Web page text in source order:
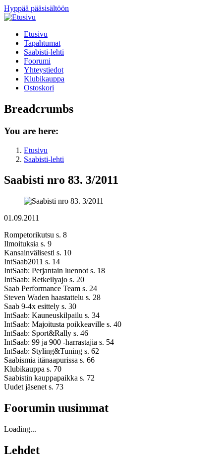
Hyppää pääsisältöön
Etusivu
Tapahtumat
Saabisti-lehti
Foorumi
Yhteystiedot
Klubikauppa
Ostoskori
Breadcrumbs
You are here:
Etusivu
Saabisti-lehti
Saabisti nro 83. 3/2011
01.09.2011
Rompetorikutsu s. 8
Ilmoituksia s. 9
Kansainvälisesti s. 10
IntSaab2011 s. 14
IntSaab: Perjantain luennot s. 18
IntSaab: Retkeilyajo s. 20
Saab Performance Team s. 24
Steven Waden haastattelu s. 28
Saab 9-4x esittely s. 30
IntSaab: Kauneuskilpailu s. 34
IntSaab: Majoitusta poikkeaville s. 40
IntSaab: Sport&Rally s. 46
IntSaab: 99 ja 900 -harrastajia s. 54
IntSaab: Styling&Tuning s. 62
Saabismia itänaapurissa s. 66
Klubikauppa s. 70
Saabistin kauppapaikka s. 72
Uudet jäsenet s. 73
Foorumin uusimmat
Loading...
Lehdet